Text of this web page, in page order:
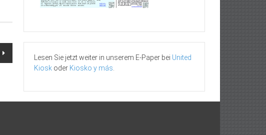
Lesen Sie jetzt weiter in unserem E-Paper bei United
Kiosk oder Kiosko y más